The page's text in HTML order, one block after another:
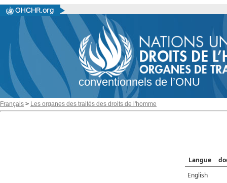
conventionnels de l’ONU
Français > Les organes des traités des droits de l'homme
Langue
English